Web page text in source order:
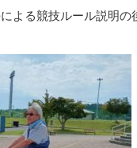
よる競技ルール説明の